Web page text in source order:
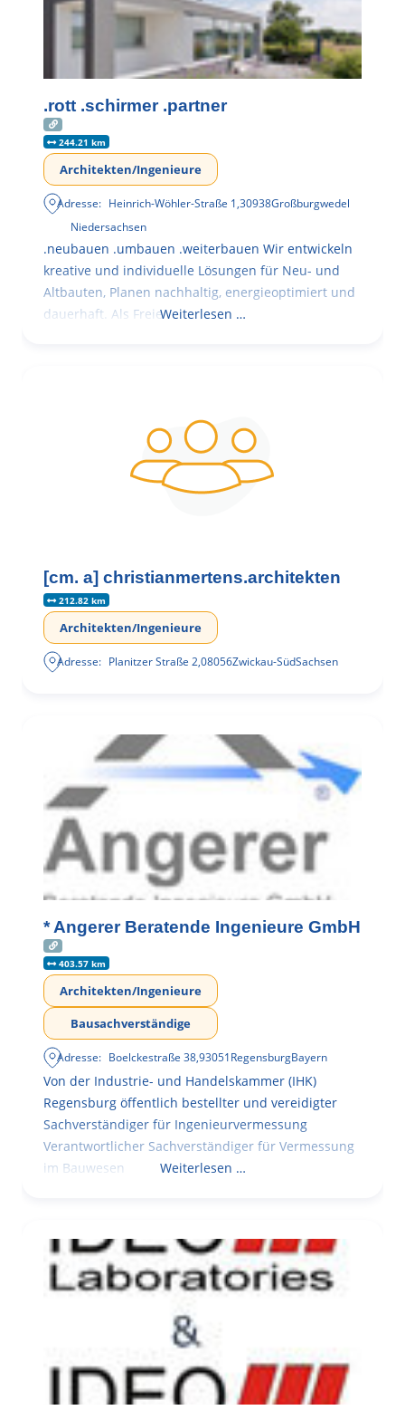
.rott .schirmer .partner
244.21 km
Architekten/Ingenieure
Adresse: Heinrich-Wöhler-Straße 1,30938Großburgwedel
Niedersachsen
.neubauen .umbauen .weiterbauen Wir entwickeln
kreative und individuelle Lösungen für Neu- und
Altbauten, Planen nachhaltig, energieoptimiert und
dauerhaft. Als FreieWeiterlesen …
[cm. a] christianmertens.architekten
212.82 km
Architekten/Ingenieure
Adresse: Planitzer Straße 2,08056Zwickau-SüdSachsen
* Angerer Beratende Ingenieure GmbH
403.57 km
Architekten/Ingenieure
Bausachverständige
Adresse: Boelckestraße 38,93051RegensburgBayern
Von der Industrie- und Handelskammer (IHK)
Regensburg öffentlich bestellter und vereidigter
Sachverständiger für Ingenieurvermessung
Verantwortlicher Sachverständiger für Vermessung
im Bauwesen
Weiterlesen …